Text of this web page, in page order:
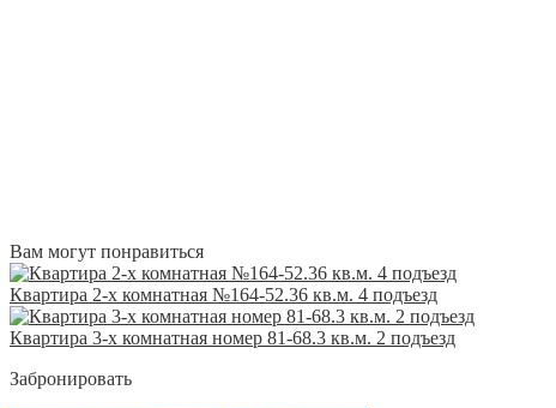
Вам могут понравиться
Квартира 2-х комнатная №164-52.36 кв.м. 4 подъезд
Квартира 3-х комнатная номер 81-68.3 кв.м. 2 подъезд
Забронировать